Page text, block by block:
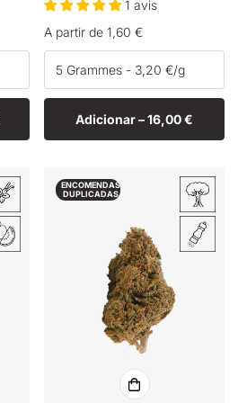
1 avis
Preço
normal
A partir de 1,60 €
Adicionar –16,00 €
ENCOMENDAS
DUPLICADAS